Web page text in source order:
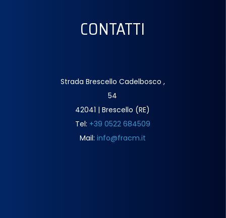
CONTATTI
Strada Brescello Cadelbosco ,
54
42041 | Brescello (RE)
Tel: +39 0522 684509
Mail: info@fracm.it